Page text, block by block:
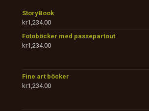
StoryBook
kr1,234.00
Fotoböcker med passepartout
kr1,234.00
Fine art böcker
kr1,234.00